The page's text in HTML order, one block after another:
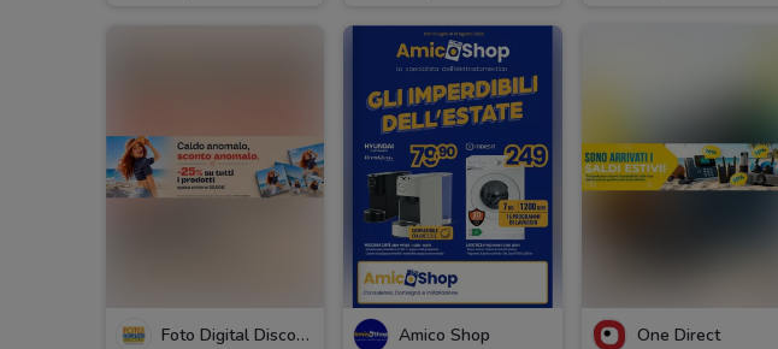
Foto Digital Discount Amico Shop One Direct